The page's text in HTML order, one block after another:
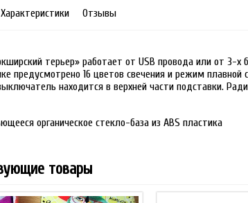
Характеристики Отзывы
терьер» работает от USB провода или от 3-х
предусмотрено 16 цветов свечения и режим
находится в верхней части подставки.
органическое стекло-база из ABS пластика
товары